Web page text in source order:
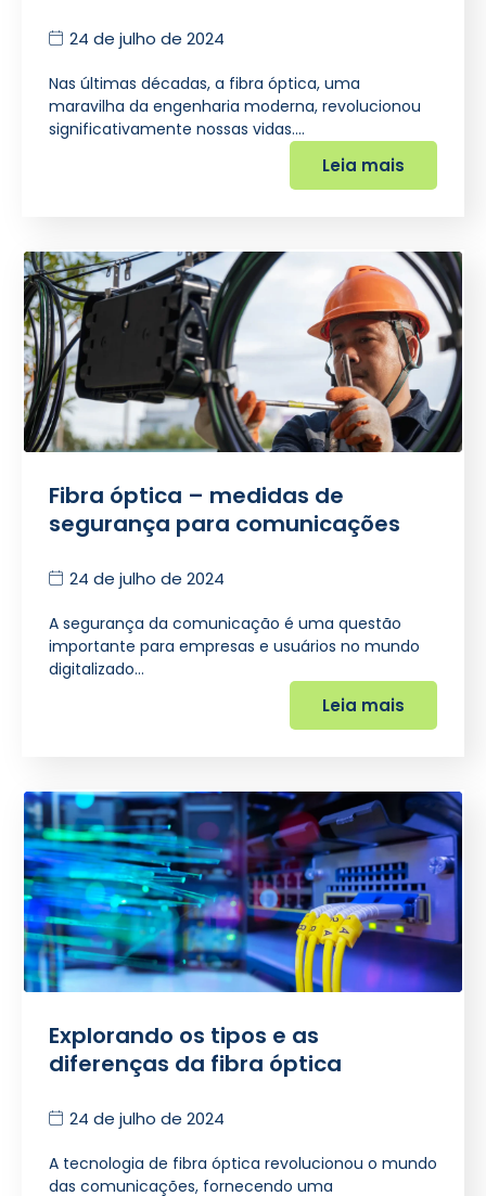
24 de julho de 2024
Nas últimas décadas, a fibra óptica, uma
maravilha da engenharia moderna, revolucionou
significativamente nossas vidas.…
Leia mais
Fibra óptica – medidas de
segurança para comunicações
24 de julho de 2024
A segurança da comunicação é uma questão
importante para empresas e usuários no mundo
digitalizado…
Leia mais
Explorando os tipos e as
diferenças da fibra óptica
24 de julho de 2024
A tecnologia de fibra óptica revolucionou o mundo
das comunicações, fornecendo uma